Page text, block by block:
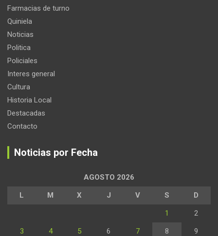
Farmacias de turno
Quiniela
Noticias
Politica
Policiales
Interes general
Cultura
Historia Local
Destacadas
Contacto
Noticias por Fecha
AGOSTO 2026
L M X J V S D
1 2
3 4 5 6 7 8 9